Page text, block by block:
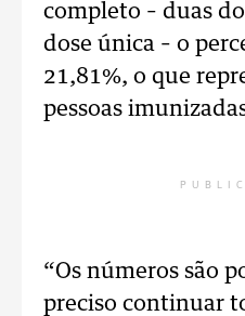
completo – duas
dose única – o
21,81%, o que
pessoas
“Os números são
preciso continuar